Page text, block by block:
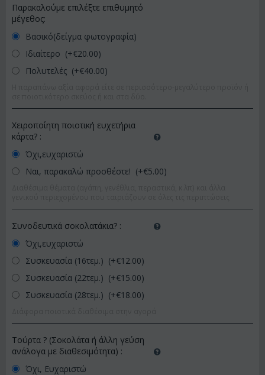
Παρακαλούμε επιλέξτε επιθυμητό
μέγεθος:
Βασικό(δείγμα φωτογραφία)
Ιδιαίτερο (+€20.00)
Πολυτελές (+€40.00)
Χειροποίητη ποιοτική ευχετήρια
κάρτα? :
Όχι,ευχαριστώ
Ναι, παρακαλώ προσθέστε! (+€5.00)
Συνοδευτικά σοκολατάκια? :
Όχι,ευχαριστώ
Συσκευασία (16τεμ.) (+€12.00)
Συσκευασία (22τεμ.) (+€15.00)
Συσκευασία (28τεμ.) (+€18.00)
Τούρτα ? (Σοκολάτα ή άλλη γεύση
ανάλογα με διαθεσιμότητα) :
Όχι, Ευχαριστώ